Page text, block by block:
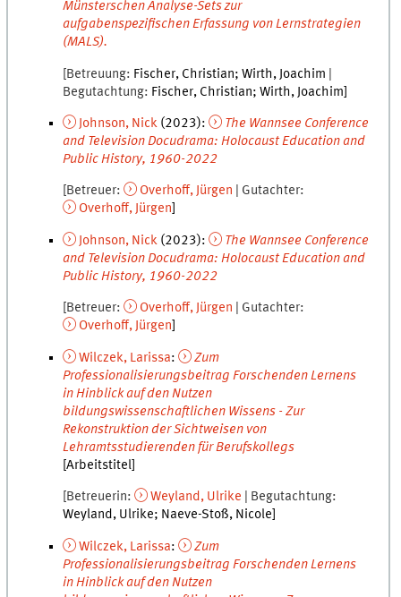
Münsterschen Analyse-Sets zur
aufgabenspezifischen Erfassung von Lernstrategien
(MALS).
Betreuung Fischer, Christian Wirth, Joachim
Begutachtung Fischer, Christian Wirth, Joachim
Johnson, Nick (2023):
The Wannsee Conference
and Television Docudrama: Holocaust Education and
Public History, 1960-2022
Betreuer Overhoff, Jürgen
Gutachter
Overhoff, Jürgen
Johnson, Nick (2023):
The Wannsee Conference
and Television Docudrama: Holocaust Education and
Public History, 1960-2022
Betreuer Overhoff, Jürgen
Gutachter
Overhoff, Jürgen
Wilczek, Larissa:
Zum
Professionalisierungsbeitrag Forschenden Lernens
in Hinblick auf den Nutzen
bildungswissenschaftlichen Wissens - Zur
Rekonstruktion der Sichtweisen von
Lehramtsstudierenden für Berufskollegs
[Arbeitstitel]
Betreuerin Weyland, Ulrike
Begutachtung
Weyland, Ulrike Naeve-Stoß, Nicole
Wilczek, Larissa:
Zum
Professionalisierungsbeitrag Forschenden Lernens
in Hinblick auf den Nutzen